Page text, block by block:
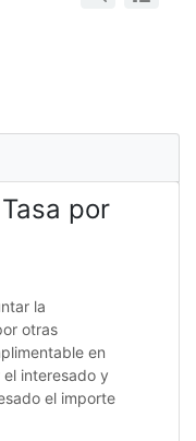
por
la
otras
en
interesado y
el importe